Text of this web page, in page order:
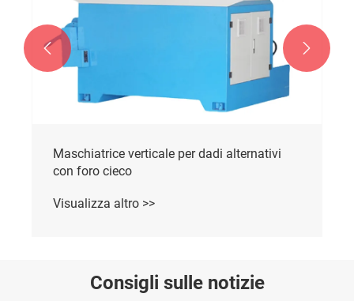
Maschiatrice verticale alternativa
completamente automatica per dadi
Visualizza altro >>
 
Consigli sulle notizie